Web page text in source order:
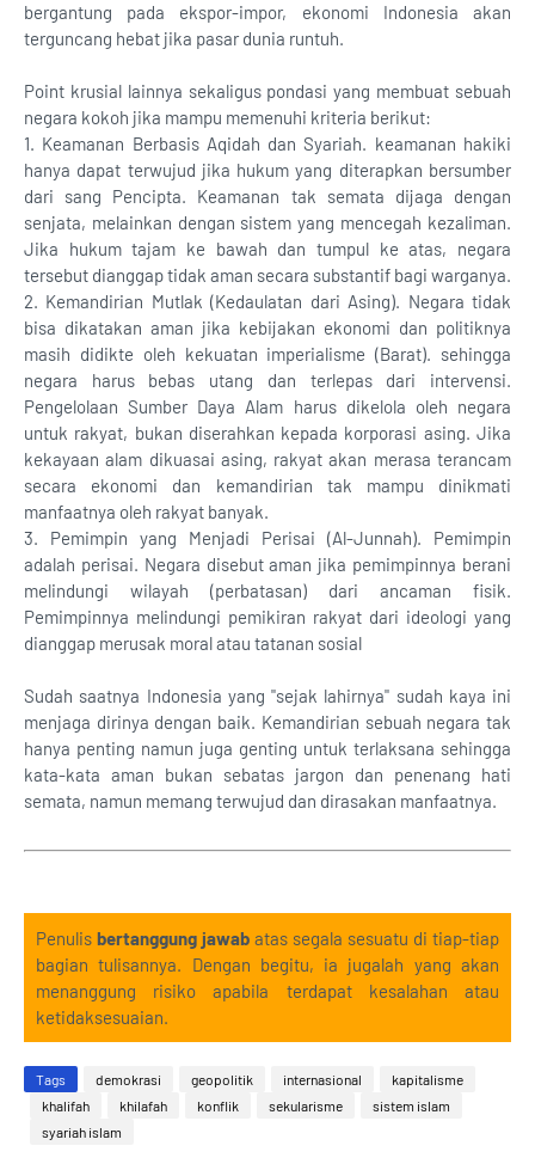
bergantung pada ekspor-impor, ekonomi Indonesia akan
terguncang hebat jika pasar dunia runtuh.
Point krusial lainnya sekaligus pondasi yang membuat sebuah
negara kokoh jika mampu memenuhi kriteria berikut:
1. Keamanan Berbasis Aqidah dan Syariah. keamanan hakiki
hanya dapat terwujud jika hukum yang diterapkan bersumber
dari sang Pencipta. Keamanan tak semata dijaga dengan
senjata, melainkan dengan sistem yang mencegah kezaliman.
Jika hukum tajam ke bawah dan tumpul ke atas, negara
tersebut dianggap tidak aman secara substantif bagi warganya.
2. Kemandirian Mutlak (Kedaulatan dari Asing). Negara tidak
bisa dikatakan aman jika kebijakan ekonomi dan politiknya
masih didikte oleh kekuatan imperialisme (Barat). sehingga
negara harus bebas utang dan terlepas dari intervensi.
Pengelolaan Sumber Daya Alam harus dikelola oleh negara
untuk rakyat, bukan diserahkan kepada korporasi asing. Jika
kekayaan alam dikuasai asing, rakyat akan merasa terancam
secara ekonomi dan kemandirian tak mampu dinikmati
manfaatnya oleh rakyat banyak.
3. Pemimpin yang Menjadi Perisai (Al-Junnah). Pemimpin
adalah perisai. Negara disebut aman jika pemimpinnya berani
melindungi wilayah (perbatasan) dari ancaman fisik.
Pemimpinnya melindungi pemikiran rakyat dari ideologi yang
dianggap merusak moral atau tatanan sosial
Sudah saatnya Indonesia yang "sejak lahirnya" sudah kaya ini
menjaga dirinya dengan baik. Kemandirian sebuah negara tak
hanya penting namun juga genting untuk terlaksana sehingga
kata-kata aman bukan sebatas jargon dan penenang hati
semata, namun memang terwujud dan dirasakan manfaatnya.
Penulis bertanggung jawab atas segala sesuatu di tiap-tiap
bagian tulisannya. Dengan begitu, ia jugalah yang akan
menanggung risiko apabila terdapat kesalahan atau
ketidaksesuaian.
Tags demokrasi geopolitik internasional
kapitalisme
khalifah
khilafah konflik sekularisme
sistem islam
syariah islam